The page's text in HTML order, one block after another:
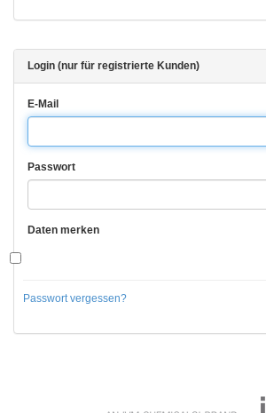
Login (nur für registrierte Kunden)
E-Mail
Passwort
Daten merken
Passwort vergessen?